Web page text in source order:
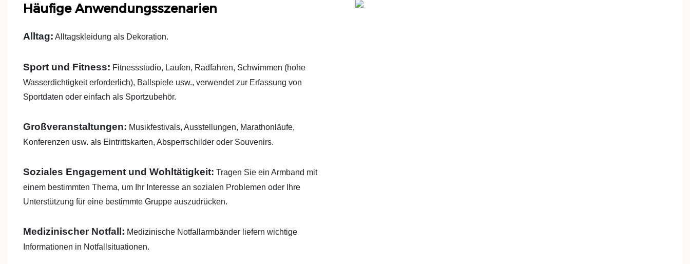
Häufige Anwendungsszenarien
Alltag: Alltagskleidung als Dekoration.
Sport und Fitness: Fitnessstudio, Laufen, Radfahren, Schwimmen (hohe
Wasserdichtigkeit erforderlich), Ballspiele usw., verwendet zur Erfassung von
Sportdaten oder einfach als Sportzubehör.
Großveranstaltungen: Musikfestivals, Ausstellungen, Marathonläufe,
Konferenzen usw. als Eintrittskarten, Absperrschilder oder Souvenirs.
Soziales Engagement und Wohltätigkeit: Tragen Sie ein Armband mit
einem bestimmten Thema, um Ihr Interesse an sozialen Problemen oder Ihre
Unterstützung für eine bestimmte Gruppe auszudrücken.
Medizinischer Notfall: Medizinische Notfallarmbänder liefern wichtige
Informationen in Notfallsituationen.